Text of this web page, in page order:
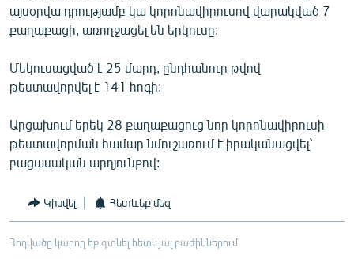
ԱՐԽԻՎ
ԲԱՆԱՎԵՃ
ՓՈԴՔԱՍԹ
English
այսօրվա դրությամբ կա կորոնավիրուսով վարակված 7
քաղաքացի, առողջացել են երկուսը:
Մեկուսացված է 25 մարդ, ընդհանուր թվով
թեստավորվել է 141 հոգի:
Արցախում երեկ 28 քաղաքացուց նոր կորոնավիրուսի
թեստավորման համար նմուշառում է իրականացվել`
բացասական արդյունքով:
Կիսվել Հետևեք մեզ
Հոդվածը կարող եք գտնել հետևյալ բաժիններում